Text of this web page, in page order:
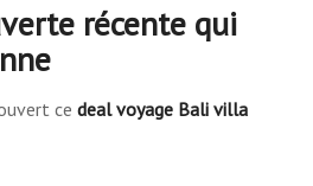
récente qui
ce deal voyage Bali villa